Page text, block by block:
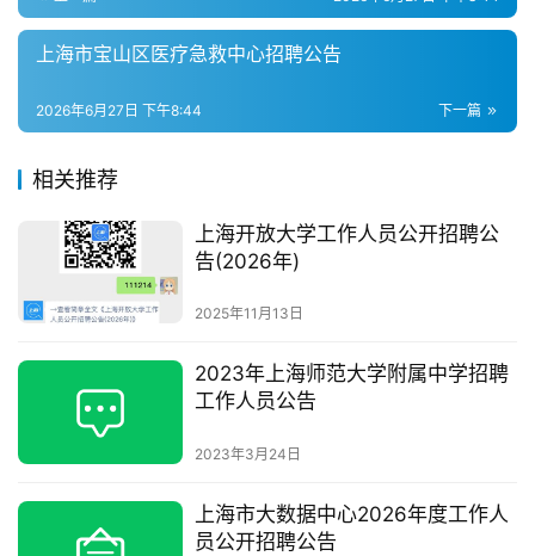
上海市宝山区医疗急救中心招聘公告
下一篇
2026年6月27日 下午8:44
相关推荐
上海开放大学工作人员公开招聘公
告(2026年)
2025年11月13日
2023年上海师范大学附属中学招聘
工作人员公告
2023年3月24日
上海市大数据中心2026年度工作人
员公开招聘公告